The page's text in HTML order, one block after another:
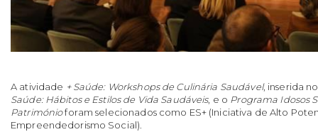
A atividade + Saúde: Workshops de Culinária Saudável, inserida
Saúde: Hábitos e Estilos de Vida Saudáveis, e o Programa Idosos
Patrimónioforam selecionados como ES+ (Iniciativa de Alto
Empreendedorismo Social).